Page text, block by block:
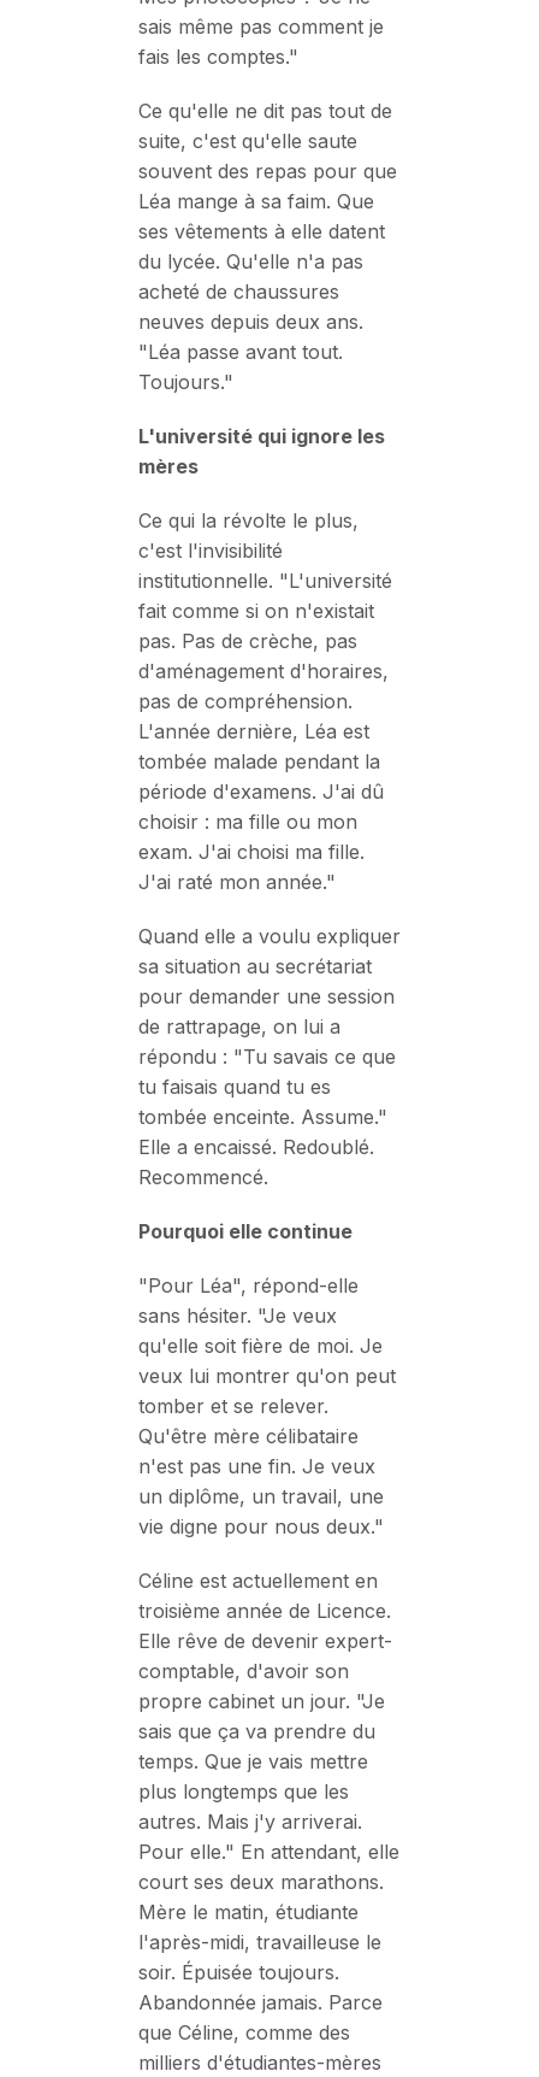
sais même pas comment je
fais les comptes."
Ce qu'elle ne dit pas tout de
suite, c'est qu'elle saute
souvent des repas pour que
Léa mange à sa faim. Que
ses vêtements à elle datent
du lycée. Qu'elle n'a pas
acheté de chaussures
neuves depuis deux ans.
"Léa passe avant tout.
Toujours."
L'université qui ignore les
mères
Ce qui la révolte le plus,
c'est l'invisibilité
institutionnelle. "L'université
fait comme si on n'existait
pas. Pas de crèche, pas
d'aménagement d'horaires,
pas de compréhension.
L'année dernière, Léa est
tombée malade pendant la
période d'examens. J'ai dû
choisir : ma fille ou mon
exam. J'ai choisi ma fille.
J'ai raté mon année."
Quand elle a voulu expliquer
sa situation au secrétariat
pour demander une session
de rattrapage, on lui a
répondu : "Tu savais ce que
tu faisais quand tu es
tombée enceinte. Assume."
Elle a encaissé. Redoublé.
Recommencé.
Pourquoi elle continue
"Pour Léa", répond-elle
sans hésiter. "Je veux
qu'elle soit fière de moi. Je
veux lui montrer qu'on peut
tomber et se relever.
Qu'être mère célibataire
n'est pas une fin. Je veux
un diplôme, un travail, une
vie digne pour nous deux."
Céline est actuellement en
troisième année de Licence.
Elle rêve de devenir expert-
comptable, d'avoir son
propre cabinet un jour. "Je
sais que ça va prendre du
temps. Que je vais mettre
plus longtemps que les
autres. Mais j'y arriverai.
Pour elle." En attendant, elle
court ses deux marathons.
Mère le matin, étudiante
l'après-midi, travailleuse le
soir. Épuisée toujours.
Abandonnée jamais. Parce
que Céline, comme des
milliers d'étudiantes-mères